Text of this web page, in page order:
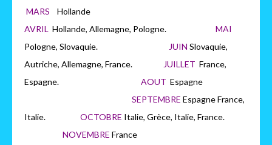
MARS Hollande
AVRIL Hollande, Allemagne, Pologne. MAI
Pologne, Slovaquie.
JUIN Slovaquie,
Autriche, Allemagne, France.
JUILLET France,
Espagne. AOUT Espagne
SEPTEMBRE Espagne France,
Italie. OCTOBRE Italie, Grèce, Italie, France.
NOVEMBRE France